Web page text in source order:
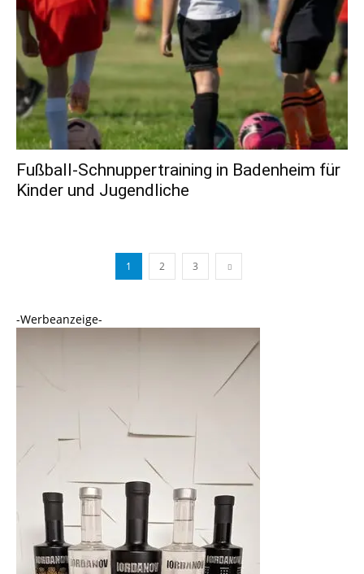
Fußball-Schnuppertraining in Badenheim für
Kinder und Jugendliche
1 2 3
-Werbeanzeige-